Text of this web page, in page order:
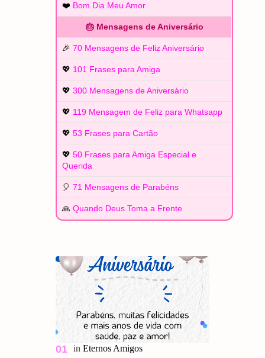
❤️ Bom Dia Meu Amor
🎂 Mensagens de Aniversário
🎉 70 Mensagens de Feliz Aniversário
💖 101 Frases para Amiga
💖 300 Mensagens de Aniversário
💖 119 Mensagem de Feliz para Whatsapp
💖 53 Frases para Cartão
💖 50 Frases para Amiga Especial e
Querida
🎈 71 Mensagens de Parabéns
🙏 Quando Deus Toma a Frente